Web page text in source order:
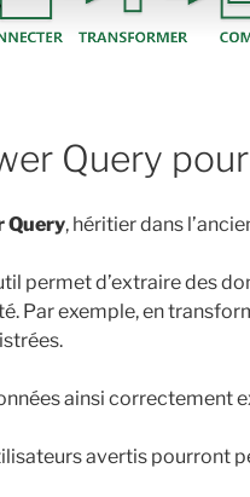
Query
Query, héritier dans
permet d’extraire des
Par exemple, en
ainsi correctement
avertis pourront